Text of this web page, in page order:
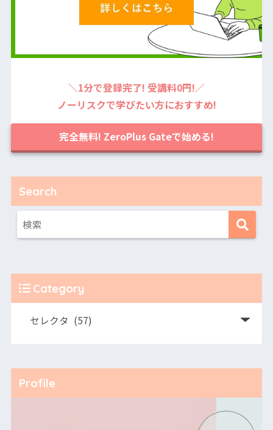
＼1分で登録完了! 受講料0円!／
ノーリスクで学びたい方におすすめ!
完全無料! ZeroPlus Gateで始める!
Search
Category
Profile